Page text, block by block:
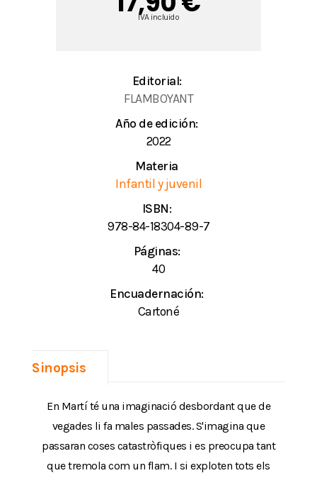
IVA incluido
Editorial:
FLAMBOYANT
Año de edición:
2022
Materia
Infantil y juvenil
ISBN:
978-84-18304-89-7
Páginas:
40
Encuadernación:
Cartoné
Sinopsis
En Martí té una imaginació desbordant que de
vegades li fa males passades. S'imagina que
passaran coses catastròfiques i es preocupa tant
que tremola com un flam. I si exploten tots els